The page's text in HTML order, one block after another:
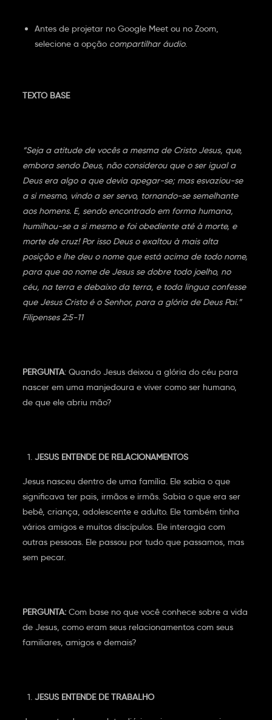
Antes de projetar no Google Meet ou no Zoom,
selecione a opção compartilhar áudio.
TEXTO BASE
“Seja a atitude de vocês a mesma de Cristo Jesus, que,
embora sendo Deus, não considerou que o ser igual a
Deus era algo a que devia apegar-se; mas esvaziou-se
a si mesmo, vindo a ser servo, tornando-se semelhante
aos homens. E, sendo encontrado em forma humana,
humilhou-se a si mesmo e foi obediente até à morte, e
morte de cruz! Por isso Deus o exaltou à mais alta
posição e lhe deu o nome que está acima de todo nome,
para que ao nome de Jesus se dobre todo joelho, no
céu, na terra e debaixo da terra, e toda língua confesse
que Jesus Cristo é o Senhor, para a glória de Deus Pai.”
Filipenses 2:5-11
PERGUNTA: Quando Jesus deixou a glória do céu para
nascer em uma manjedoura e viver como ser humano,
de que ele abriu mão?
JESUS ENTENDE DE RELACIONAMENTOS
Jesus nasceu dentro de uma família. Ele sabia o que
significava ter pais, irmãos e irmãs. Sabia o que era ser
bebê, criança, adolescente e adulto. Ele também tinha
vários amigos e muitos discípulos. Ele interagia com
outras pessoas. Ele passou por tudo que passamos, mas
sem pecar.
PERGUNTA: Com base no que você conhece sobre a vida
de Jesus, como eram seus relacionamentos com seus
familiares, amigos e demais?
JESUS ENTENDE DE TRABALHO